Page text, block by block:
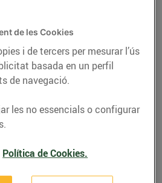
de les Cookies
i de tercers per mesurar l’ús
basada en un perfil
de navegació.
les no essencials o configurar
Política de Cookies.